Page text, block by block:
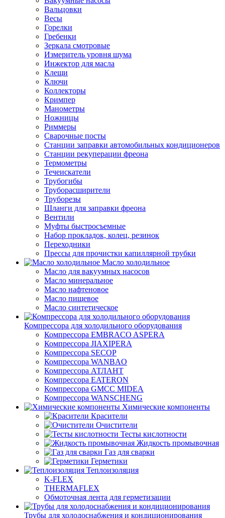
Вальцовки
Весы
Горелки
Гребенки
Зеркала смотровые
Измеритель уровня шума
Инжектор для масла
Клещи
Ключи
Коллекторы
Кримпер
Манометры
Ножницы
Риммеры
Сварочные посты
Станции заправки автомобильных кондиционеров
Станции рекуперации фреона
Термометры
Течеискатели
Трубогибы
Труборасширители
Труборезы
Шланги для заправки фреона
Вентили
Муфты быстросъемные
Набор прокладок, колец, резинок
Переходники
Прессы для прочистки капиллярной трубки
Масло холодильное
Масло для вакуумных насосов
Масло минеральное
Масло нафтеновое
Масло пищевое
Масло синтетическое
Компрессора для холодильного оборудования
Компрессора EMBRACO ASPERA
Компрессора JIAXIPERA
Компрессора SECOP
Компрессора WANBAO
Компрессора АТЛАНТ
Компрессора EATERON
Компрессора GMCC MIDEA
Компрессора WANSCHENG
Химические компоненты
Красители
Очистители
Тесты кислотности
Жидкость промывочная
Газ для сварки
Герметики
Теплоизоляция
K-FLEX
THERMAFLEX
Обмоточная лента для герметизации
Трубы для холодоснабжения и кондиционирования